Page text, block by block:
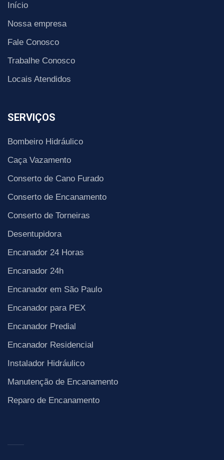
Início
Nossa empresa
Fale Conosco
Trabalhe Conosco
Locais Atendidos
SERVIÇOS
Bombeiro Hidráulico
Caça Vazamento
Conserto de Cano Furado
Conserto de Encanamento
Conserto de Torneiras
Desentupidora
Encanador 24 Horas
Encanador 24h
Encanador em São Paulo
Encanador para PEX
Encanador Predial
Encanador Residencial
Instalador Hidráulico
Manutenção de Encanamento
Reparo de Encanamento